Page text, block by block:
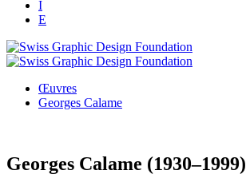
I
E
Œuvres
Georges Calame
Georges Calame (1930–1999)